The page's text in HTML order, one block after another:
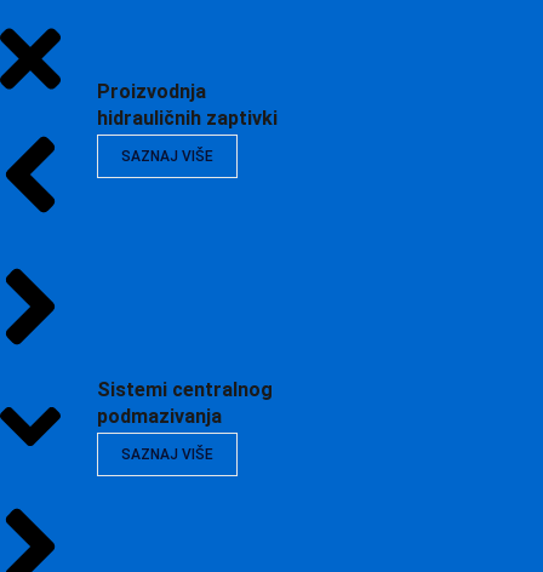
Proizvodnja
hidrauličnih zaptivki
SAZNAJ VIŠE
Sistemi centralnog
podmazivanja
SAZNAJ VIŠE